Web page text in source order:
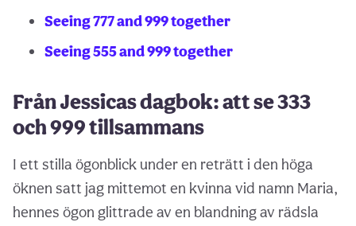
Seeing 777 and 999 together
Seeing 555 and 999 together
Från Jessicas dagbok: att se 333
och 999 tillsammans
I ett stilla ögonblick under en reträtt i den höga
öknen satt jag mittemot en kvinna vid namn Maria,
hennes ögon glittrade av en blandning av rädsla